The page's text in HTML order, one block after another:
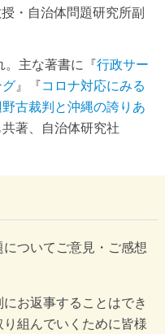
・自治体問題研究所副
。主な著書に『行政サー
』『コロナ対応にみる
古裁判と沖縄の誇りあ
著、自治体研究社
ついてご意見・ご感想
お返事することはでき
組んでいくために皆様